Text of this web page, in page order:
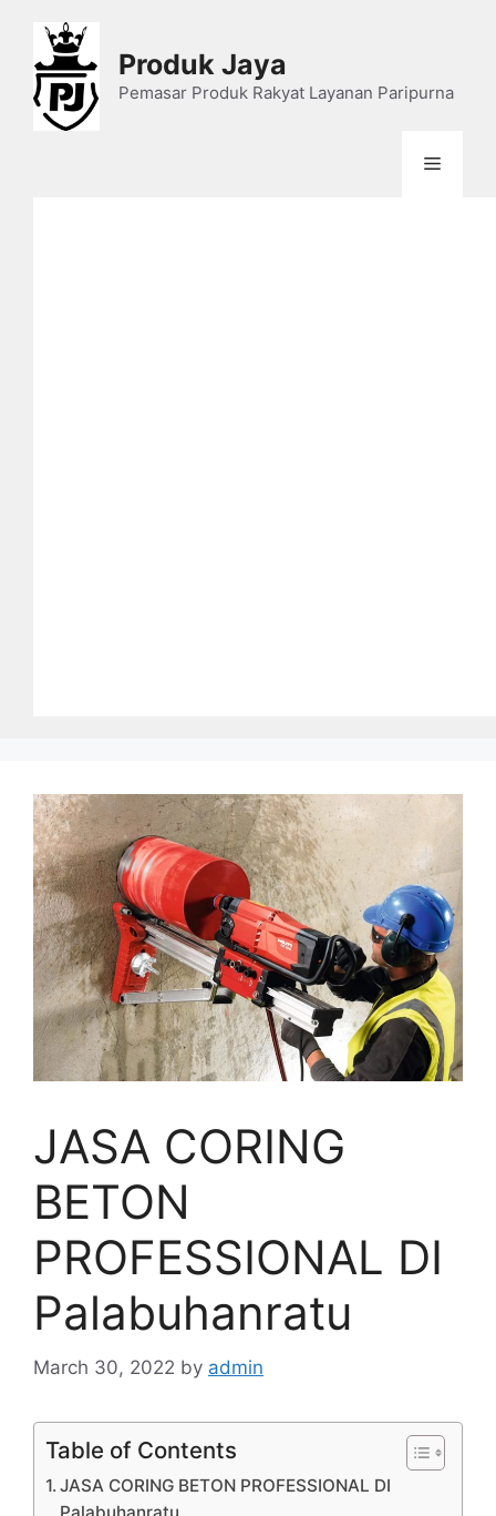
content
Produk Jaya
Pemasar Produk Rakyat Layanan Paripurna
Menu
JASA CORING
BETON
PROFESSIONAL DI
Palabuhanratu
March 30, 2022 by admin
Table of Contents
JASA CORING BETON PROFESSIONAL DI
Palabuhanratu